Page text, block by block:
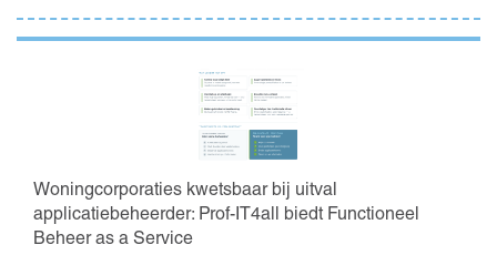
Woningcorporaties kwetsbaar bij uitval
applicatiebeheerder: Prof-IT4all biedt Functioneel
Beheer as a Service